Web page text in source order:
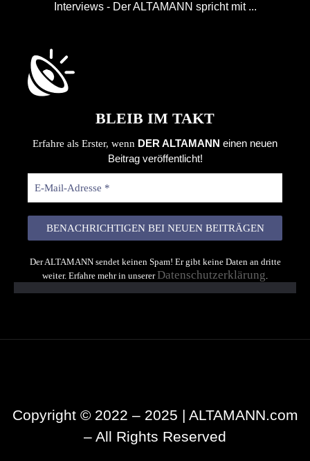
Interviews - Der ALTAMANN spricht mit ...
BLEIB IM TAKT
Erfahre als Erster, wenn DER ALTAMANN einen neuen
Beitrag veröffentlicht!
Der ALTAMANN sendet keinen Spam! Er gibt keine Daten an dritte
weiter. Erfahre mehr in unsererDatenschutzerklärung.
Copyright © 2022 – 2025 | ALTAMANN.com
– All Rights Reserved